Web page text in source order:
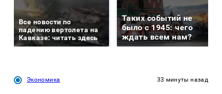
Все новости по
падению вертолета на
Кавказе: читать здесь
Таких событий не
было с 1945: чего
ждать всем нам?
Экономика 33 минуты назад